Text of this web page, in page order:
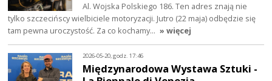
Al. Wojska Polskiego 186. Ten adres znają nie
tylko szczecińscy wielbiciele motoryzacji. Jutro (22 maja) odbędzie się
tam pewna uroczystość. Za co kochamy… » więcej
2026-05-20, godz. 17:46
Międzynarodowa Wystawa Sztuki -